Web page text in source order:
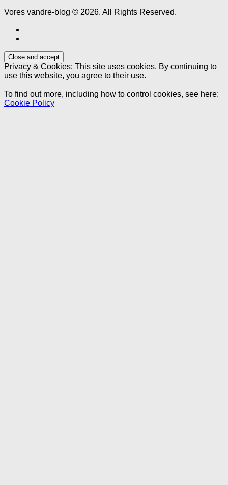
Vores vandre-blog © 2026. All Rights Reserved.
Privacy & Cookies: This site uses cookies. By continuing to
use this website, you agree to their use.
To find out more, including how to control cookies, see here:
Cookie Policy